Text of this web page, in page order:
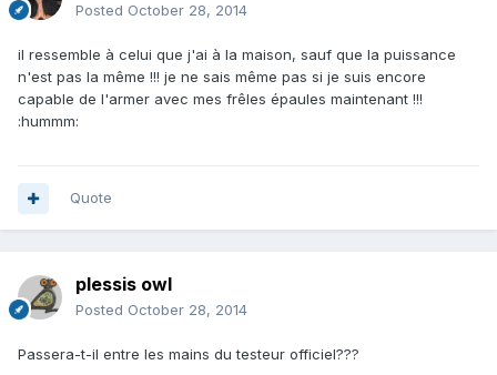
Posted October 28, 2014
il ressemble à celui que j'ai à la maison, sauf que la puissance
n'est pas la même !!! je ne sais même pas si je suis encore
capable de l'armer avec mes frêles épaules maintenant !!!
:hummm:
Quote
plessis owl
Posted October 28, 2014
Passera-t-il entre les mains du testeur officiel???